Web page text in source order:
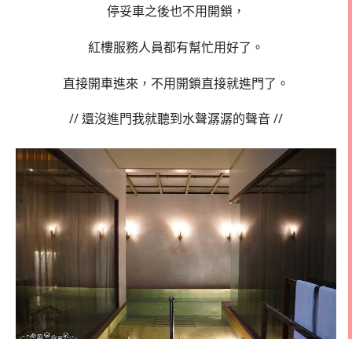
停妥車之後也不用開鎖，
紅樓服務人員都有幫忙用好了。
直接開車進來，不用開鎖直接就進門了。
// 還沒進門我就聽到水聲潺潺的聲音 //